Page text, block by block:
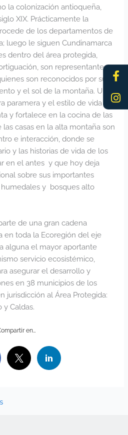
f
la colonización antioqueña,
XIX. Prácticamente la
de los departamentos de
luego le siguen Cundinamarca
dentro del área protegida,
son representantes
son reconocidos por sus
y el sol de la montaña. Una
paramera y el estilo de vida en
y fortalece en la cocina de las
las casas en la alta montaña son
e interacción, donde se
y las historias de vida de los
en el antes y que hoy deja
sobre sus importantes
y bosques alto
de una gran cadena
en toda la Ecoregión del eje
alguna el mayor aportante
servicio ecosistémico,
asegurar el desarrollo y
en 38 municipios de los
jurisdicción al Área Protegida:
y Caldas.
en…